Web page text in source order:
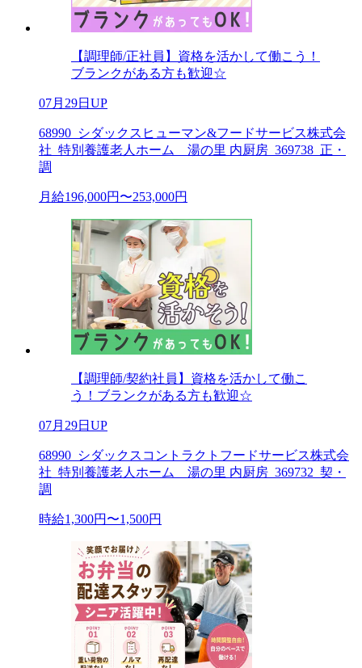
【調理師/正社員】資格を活かして働こう！
ブランクがある方も歓迎☆
07月29日UP
68990_シダックスヒューマン&フードサービス株式会
社_特別養護老人ホーム 湯の里 内厨房_369738_正・
調
月給196,000円〜253,000円
【調理師/契約社員】資格を活かして働こ
う！ブランクがある方も歓迎☆
07月29日UP
68990_シダックスコントラクトフードサービス株式会
社_特別養護老人ホーム 湯の里 内厨房_369732_契・
調
時給1,300円〜1,500円